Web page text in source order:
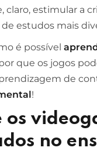
claro, estimular a
estudos mais
é possível
que os jogos
de
!
os
no